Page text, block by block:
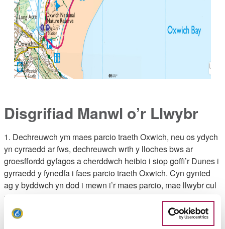
Disgrifiad Manwl o’r Llwybr
1. Dechreuwch ym maes parcio traeth Oxwich, neu os ydych
yn cyrraedd ar fws, dechreuwch wrth y lloches bws ar
groesffordd gyfagos a cherddwch heibio i siop goffi’r Dunes i
gyrraedd y fynedfa i faes parcio traeth Oxwich. Cyn gynted
ag y byddwch yn dod i mewn i’r maes parcio, mae llwybr cul
yn anelu i’r chwith, yn arwain trwy redyn a llwyni. Mae hwn
yn rhedeg yn gyfochrog â’r ffordd ac yn cyrraedd giât mochyn
yn fuan, lle saif arwyddbost Llwybr Arfordir Cymru ger